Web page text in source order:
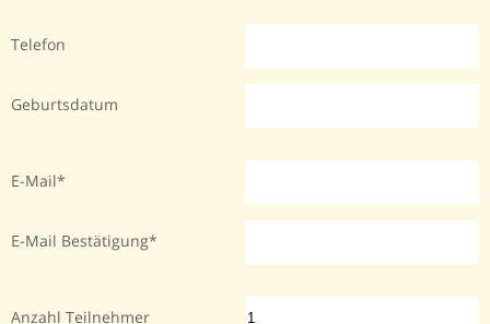
Telefon
Geburtsdatum
E-Mail
E-Mail Bestätigung
Anzahl Teilnehmer